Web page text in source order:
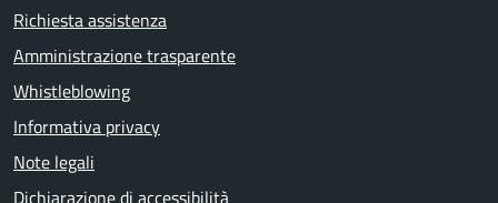
Richiesta assistenza
Amministrazione trasparente
Whistleblowing
Informativa privacy
Note legali
Dichiarazione di accessibilità